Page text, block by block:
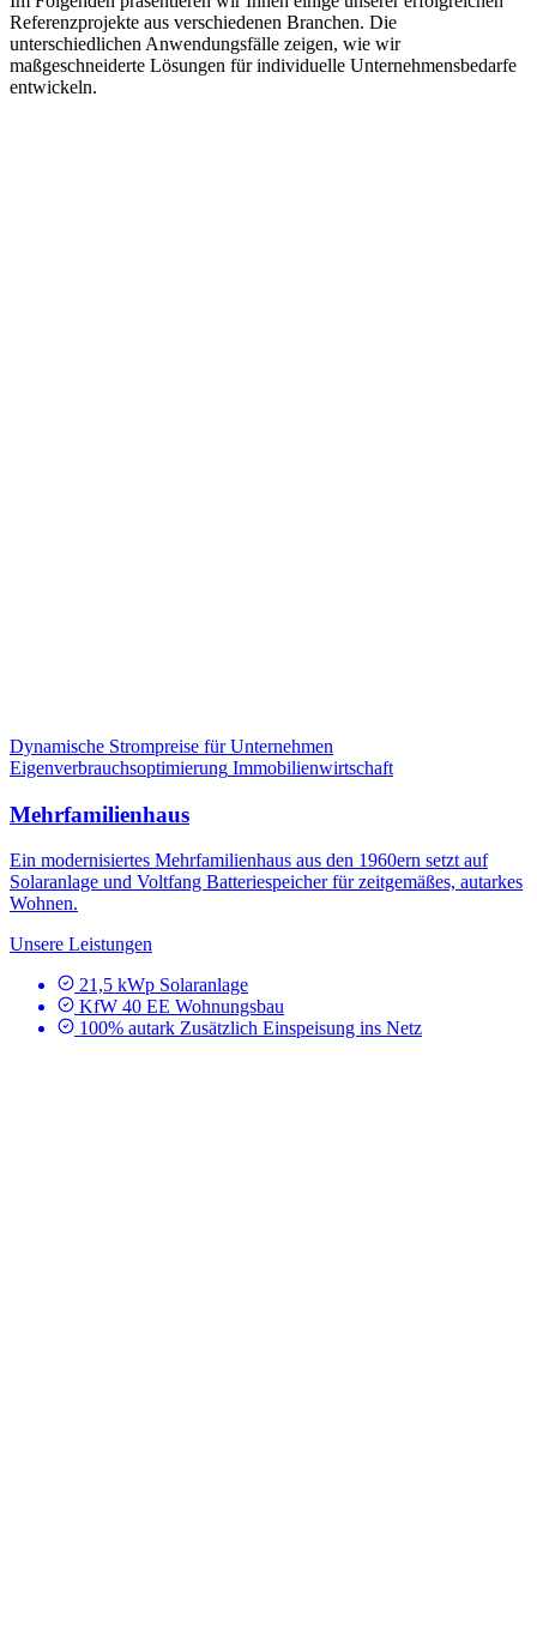
Referenzprojekte aus verschiedenen Branchen. Die
unterschiedlichen Anwendungsfälle zeigen, wie wir
maßgeschneiderte Lösungen für individuelle Unternehmensbedarfe
entwickeln.
Dynamische Strompreise für Unternehmen
Eigenverbrauchsoptimierung Immobilienwirtschaft
Mehrfamilienhaus
Ein modernisiertes Mehrfamilienhaus aus den 1960ern setzt auf
Solaranlage und Voltfang Batteriespeicher für zeitgemäßes, autarkes
Wohnen.
Unsere Leistungen
21,5 kWp Solaranlage
KfW 40 EE Wohnungsbau
100% autark Zusätzlich Einspeisung ins Netz